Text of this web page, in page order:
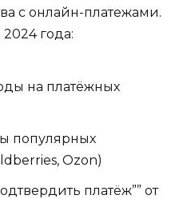
с онлайн-платежами.
года:
на платёжных
популярных
Ozon)
платёж”” от